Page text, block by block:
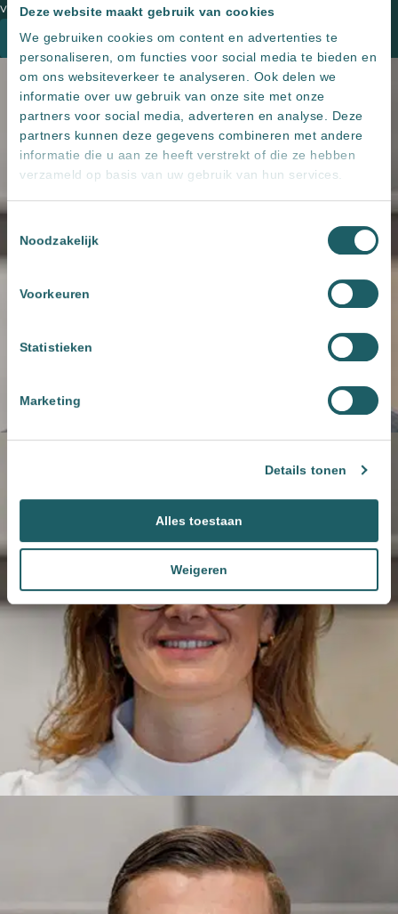
Deze website maakt gebruik van cookies
We gebruiken cookies om content en advertenties te
personaliseren, om functies voor social media te bieden en
om ons websiteverkeer te analyseren. Ook delen we
informatie over uw gebruik van onze site met onze
partners voor social media, adverteren en analyse. Deze
partners kunnen deze gegevens combineren met andere
informatie die u aan ze heeft verstrekt of die ze hebben
verzameld op basis van uw gebruik van hun services.
Noodzakelijk
Voorkeuren
Statistieken
Marketing
Details tonen
Alles toestaan
Weigeren
van onze adviseurs om de mogelijkheden te bespreken.
Plan een kennismaking